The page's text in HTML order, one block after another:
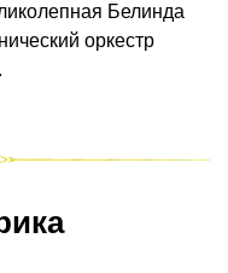
Белинда
оркестр